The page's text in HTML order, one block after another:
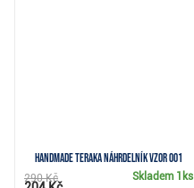
Handmade Teraka náhrdelník vzor 001
Skladem 1ks
290 Kč